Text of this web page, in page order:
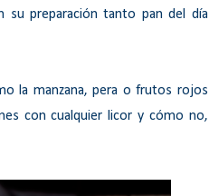
su preparación tanto pan del día
la manzana, pera o frutos rojos
con cualquier licor y cómo no,